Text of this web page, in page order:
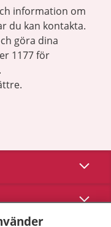
information om
du kan kontakta.
göra dina
1177 för
Visa
Visa